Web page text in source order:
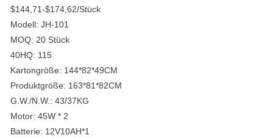
$144,71-$174,62/Stück
Modell: JH-101
MOQ: 20 Stück
40HQ: 115
Kartongröße: 144*82*49CM
Produktgröße: 163*81*82CM
G.W./N.W.: 43/37KG
Motor: 45W * 2
Batterie: 12V10AH*1